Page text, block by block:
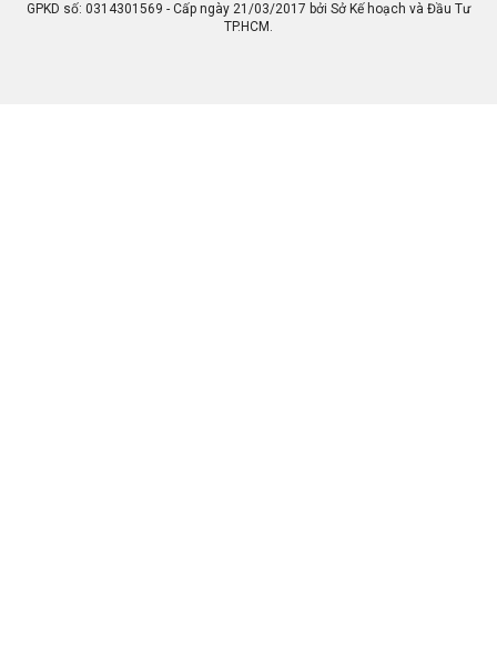
GPKD số: 0314301569 - Cấp ngày 21/03/2017 bởi Sở Kế hoạch và Đầu Tư
TP.HCM.